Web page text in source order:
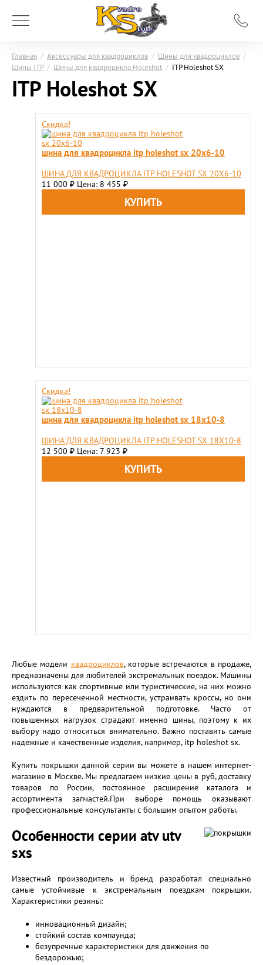
Главная / Аксессуары для квадроциклов / Шины для квадроциклов /
Шины ITP / Шины для квадроцикла Holeshot / ITP Holeshot SX
ITP Holeshot SX
Скидка!
шина для квадроцикла itp holeshot sx 20x6-10
ШИНА ДЛЯ КВАДРОЦИКЛА ITP HOLESHOT SX 20X6-10
11 000 ₽ Цена: 8 455 ₽
Скидка!
шина для квадроцикла itp holeshot sx 18x10-8
ШИНА ДЛЯ КВАДРОЦИКЛА ITP HOLESHOT SX 18X10-8
12 500 ₽ Цена: 7 923 ₽
Любые модели квадроциклов, которые встречаются в продаже,
предназначены для любителей экстремальных поездок. Машины
используются как спортивные или туристические, на них можно
ездить по пересеченной местности, устраивать кроссы, но они
нуждаются в предварительной подготовке. Часто от
повышенных нагрузок страдают именно шины, поэтому к их
выбору надо относиться внимательно. Важно поставить самые
надежные и качественные изделия, например, itp holeshot sx.
Купить покрышки данной серии вы можете в нашем интернет-
магазине в Москве. Мы предлагаем низкие цены в руб, доставку
товаров по России, постоянное расширение каталога и
ассортимента запчастей.При выборе помощь оказывают
профессиональные консультанты с большим опытом работы.
Особенности серии atv utv
sxs
Известный производитель и бренд разработал специально
самые устойчивые к экстремальным поездкам покрышки.
Характеристики резины:
инновационный дизайн;
стойкий состав компаунда;
безупречные характеристики для движения по
бездорожью;